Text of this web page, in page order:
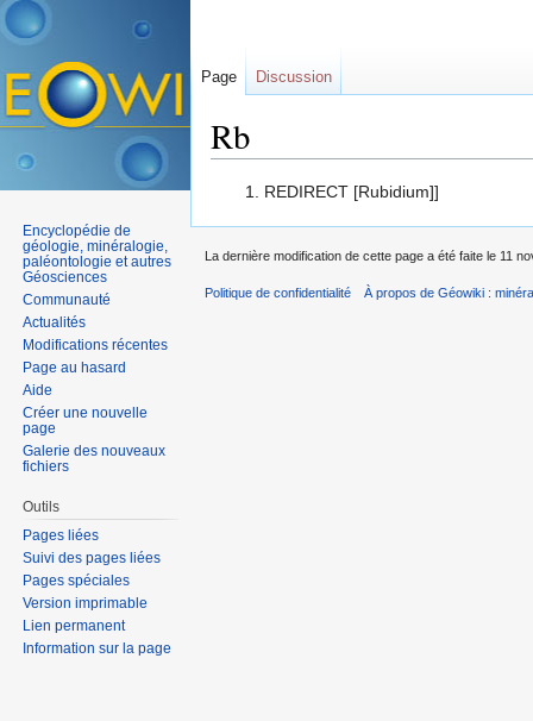
Rb
REDIRECT [Rubidium]]
Page Discussion
Encyclopédie de
géologie, minéralogie,
paléontologie et autres
Géosciences
Communauté
Actualités
Modifications récentes
Page au hasard
Aide
Créer une nouvelle
page
Galerie des nouveaux
fichiers
Outils
Pages liées
Suivi des pages liées
Pages spéciales
Version imprimable
Lien permanent
Information sur la page
La dernière modification de cette page a été faite le 11
Politique de confidentialité À propos de Géowiki :